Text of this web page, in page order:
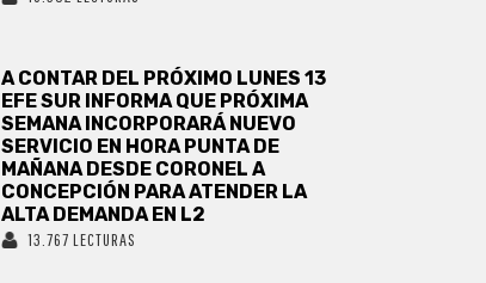
A CONTAR DEL PRÓXIMO LUNES 13
EFE SUR INFORMA QUE PRÓXIMA
SEMANA INCORPORARÁ NUEVO
SERVICIO EN HORA PUNTA DE
MAÑANA DESDE CORONEL A
CONCEPCIÓN PARA ATENDER LA
ALTA DEMANDA EN L2
13.767 LECTURAS